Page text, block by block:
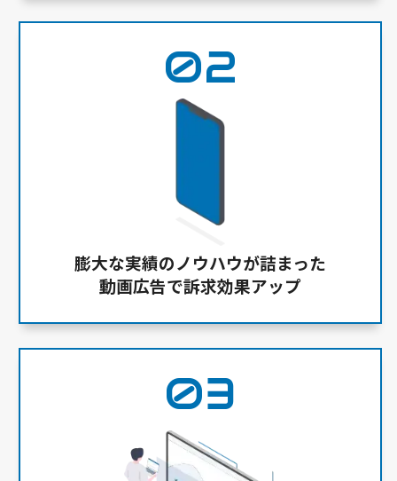
02
膨大な実績のノウハウが詰まった
動画広告で訴求効果アップ
03